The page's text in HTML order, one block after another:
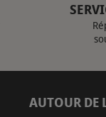
AUTOUR DE